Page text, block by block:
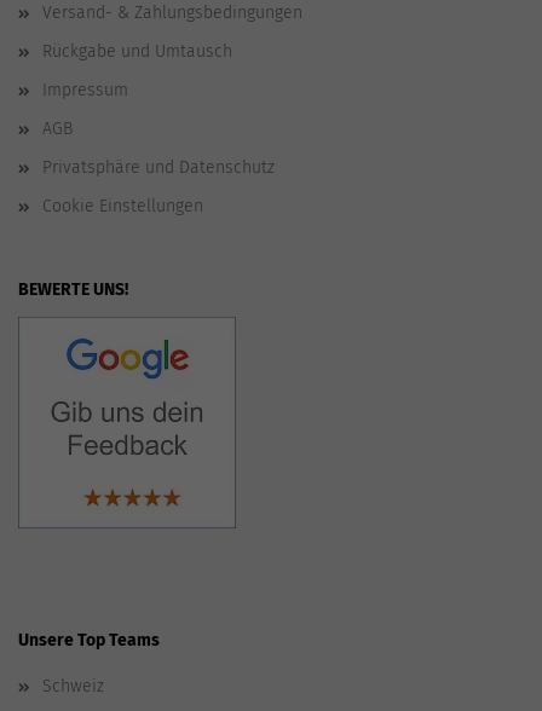
Versand- & Zahlungsbedingungen
Rückgabe und Umtausch
Impressum
AGB
Privatsphäre und Datenschutz
Cookie Einstellungen
BEWERTE UNS!
Unsere Top Teams
Schweiz